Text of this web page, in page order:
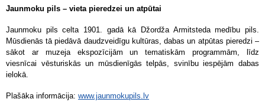
Jaunmoku pils – vieta pieredzei un atpūtai
Jaunmoku pils celta 1901. gadā kā Džordža Armitsteda medību pils.
Mūsdienās tā piedāvā daudzveidīgu kultūras, dabas un atpūtas pieredzi –
sākot ar muzeja ekspozīcijām un tematiskām programmām, līdz
viesnīcai vēsturiskās un mūsdienīgās telpās, svinību iespējām dabas
ielokā.
Plašāka informācija: www.jaunmokupils.lv